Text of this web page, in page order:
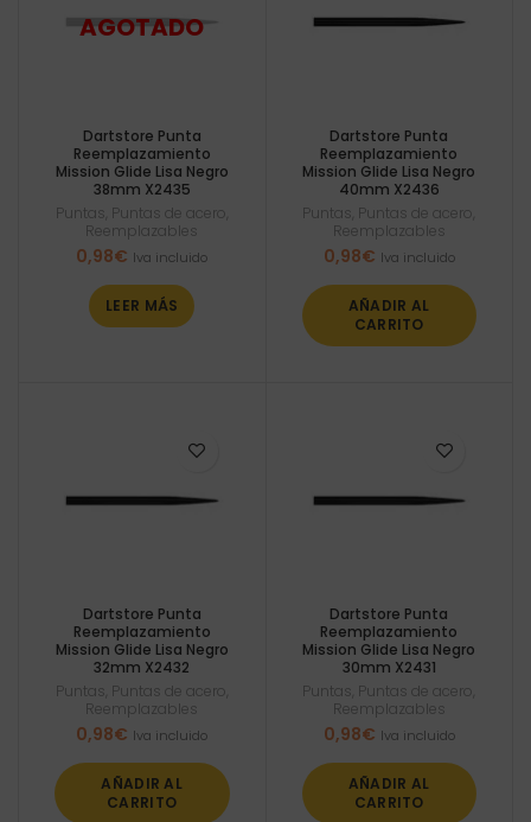
Dartstore Punta
Reemplazamiento
Mission Glide Lisa Negro
38mm X2435
Puntas Puntas de acero
Reemplazables
0,98€ Iva incluido
LEER MÁS
Dartstore Punta
Reemplazamiento
Mission Glide Lisa Negro
40mm X2436
Puntas Puntas de acero
Reemplazables
0,98€ Iva incluido
AÑADIR AL
CARRITO
Dartstore Punta
Reemplazamiento
Mission Glide Lisa Negro
32mm X2432
Puntas Puntas de acero
Reemplazables
0,98€ Iva incluido
AÑADIR AL
CARRITO
Dartstore Punta
Reemplazamiento
Mission Glide Lisa Negro
30mm X2431
Puntas Puntas de acero
Reemplazables
0,98€ Iva incluido
AÑADIR AL
CARRITO